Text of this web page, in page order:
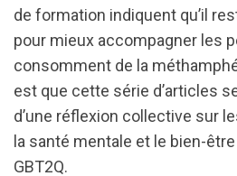
de formation indiquent qu’il
pour mieux accompagner les
consomment de la
est que cette série d’articles
d’une réflexion collective sur
la santé mentale et le bien-
GBT2Q.